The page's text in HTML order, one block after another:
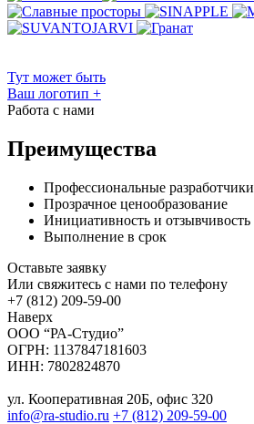
Тут может быть
Ваш логотип +
Работа с нами
Преимущества
Профессиональные разработчики
Прозрачное ценообразование
Инициативность и отзывчивость
Выполнение в срок
Оставьте заявку
Или свяжитесь с нами по телефону
+7 (812) 209-59-00
Наверх
ООО “РА-Студио”
ОГРН: 1137847181603
ИНН: 7802824870
ул. Кооперативная 20Б, офис 320
info@ra-studio.ru +7 (812) 209-59-00